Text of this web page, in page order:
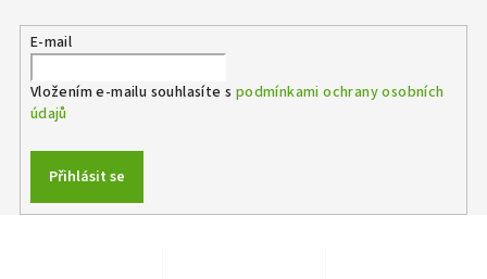
E-mail
Vložením e-mailu souhlasíte s podmínkami ochrany osobních
údajů
Přihlásit se